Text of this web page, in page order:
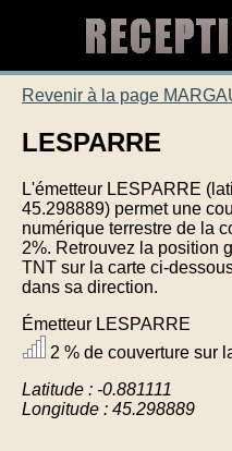
Revenir à la page
LESPARRE
L'émetteur LESPARRE
45.298889) permet une
numérique terrestre de la
2%. Retrouvez la position
TNT sur la carte ci-
dans sa direction.
Émetteur LESPARRE
2 % de couverture sur
Latitude : -0.881111
Longitude : 45.298889